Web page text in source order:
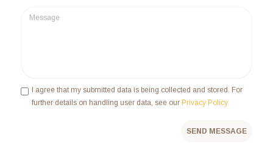
I agree that my submitted data is being collected and stored. For
further details on handling user data, see our Privacy Policy
SEND MESSAGE